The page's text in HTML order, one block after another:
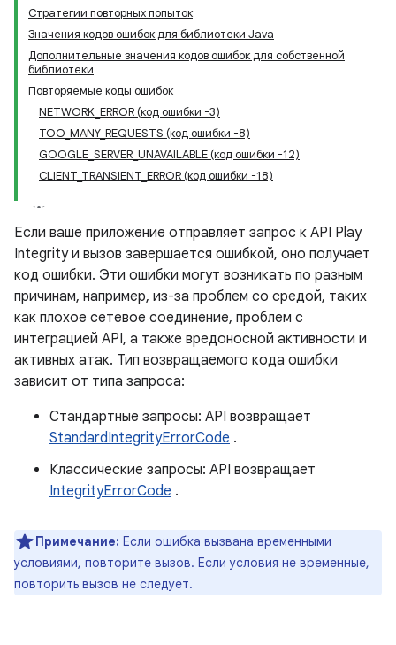
Стратегии повторных попыток
Значения кодов ошибок для библиотеки Java
Дополнительные значения кодов ошибок для собственной
библиотеки
Повторяемые коды ошибок
NETWORK_ERROR (код ошибки -3)
TOO_MANY_REQUESTS (код ошибки -8)
GOOGLE_SERVER_UNAVAILABLE (код ошибки -12)
CLIENT_TRANSIENT_ERROR (код ошибки -18)
Если ваше приложение отправляет запрос к API Play
Integrity и вызов завершается ошибкой, оно получает
код ошибки. Эти ошибки могут возникать по разным
причинам, например, из-за проблем со средой, таких
как плохое сетевое соединение, проблем с
интеграцией API, а также вредоносной активности и
активных атак. Тип возвращаемого кода ошибки
зависит от типа запроса:
Стандартные запросы: API возвращает
StandardIntegrityErrorCode .
Классические запросы: API возвращает
IntegrityErrorCode .
Примечание: Если ошибка вызвана временными
условиями, повторите вызов. Если условия не временные,
повторить вызов не следует.